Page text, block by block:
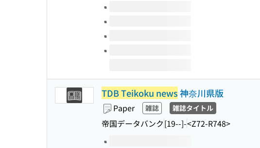
TDB Teikoku news神奈川県版
Paper 雑誌 雑誌タイトル
帝国データバンク[19--]-<Z72-R748>
Volumes of this title